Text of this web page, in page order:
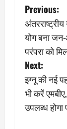
P
o
s
t
n
a
Previous:
योग बना
परंपरा को
Next:
इग्नू की नई
भी करें
उपलब्ध